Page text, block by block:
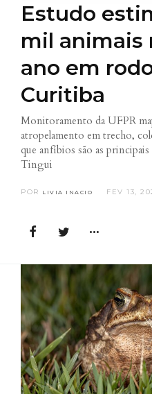
Estudo
mil animais
ano em
Curitiba
Monitoramento da UFPR
atropelamento em trecho,
que anfíbios são as
Tingui
POR LIVIA INACIO FEV 13,